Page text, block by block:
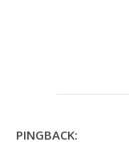
PINGBACK: